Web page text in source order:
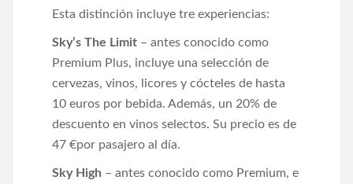
Esta distinción incluye tre experiencias:
Sky’s The Limit – antes conocido como
Premium Plus, incluye una selección de
cervezas, vinos, licores y cócteles de hasta
10 euros por bebida. Además, un 20% de
descuento en vinos selectos. Su precio es de
47 €por pasajero al día.
Sky High – antes conocido como Premium, e